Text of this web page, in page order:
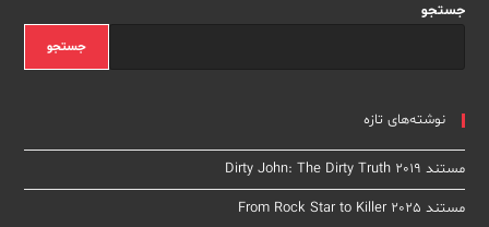
جستجو
جستجو
نوشته‌های تازه
مستند Dirty John: The Dirty Truth 2019
مستند From Rock Star to Killer 2025